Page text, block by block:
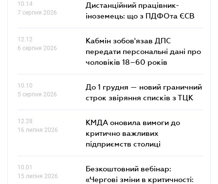
10.14
7 серпня 2026
Дистанційний працівник-
іноземець: що з ПДФОта ЄСВ
12.12
6 серпня 2026
Кабмін зобов'язав ДПС
передати персональні дані про
чоловіків 18–60 років
10.10
5 серпня 2026
До 1 грудня — новий граничний
строк звіряння списків з ТЦК
12.28
16 липня 2026
КМДА оновила вимоги до
критично важливих
підприємств столиці
10.01
15 липня 2026
Безкоштовний вебінар:
«Чергові зміни в критичності: